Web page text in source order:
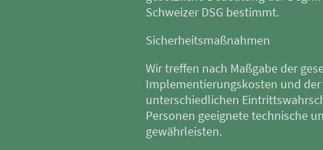
Schweizer DSG bestimmt.
Sicherheitsmaßnahmen
Wir treffen nach Maßgabe der
Implementierungskosten und
unterschiedlichen
Personen geeignete technische
gewährleisten.